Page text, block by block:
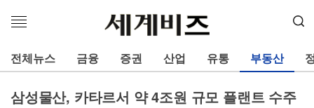
메
열
기
전체뉴스 금융 증권 산업 유통 부동산
삼성물산, 카타르서 약 4조원 규모 플랜트 수주